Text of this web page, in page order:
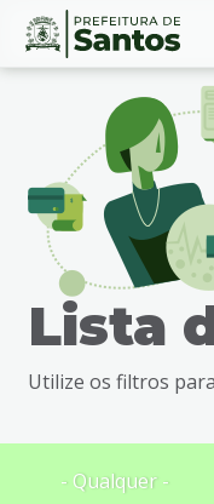
Ir
busca
Ir
Conteúdo
Lista
Utilize os filtros
- Qualquer -